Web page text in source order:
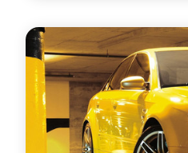
Bregenz,Bregenz (Bezirk)
Bregenz Zentrum -
vermieten!